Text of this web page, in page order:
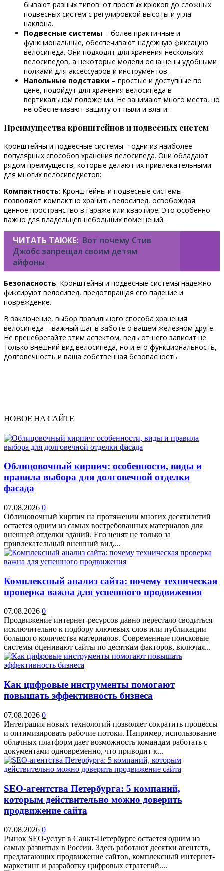
бывают разных типов: от простых крюков до сложных
подвесных систем с регулировкой высоты и угла
наклона.
Подвесные системы – более практичные и
функциональные, обеспечивают надежную фиксацию
велосипеда. Они подходят для хранения нескольких
велосипедов, а некоторые модели оснащены удобными
полками для аксессуаров и инструментов.
Напольные подставки – простые и доступные по
цене, подойдут для хранения велосипеда в
вертикальном положении. Не занимают много места, но
не обеспечивают защиту от пыли и влаги.
Преимущества кронштейнов и подвесных систем
Кронштейны и подвесные системы – одни из наиболее
популярных способов хранения велосипеда. Они обладают
рядом преимуществ, которые делают их привлекательными
для многих велосипедистов:
Компактность: Кронштейны и подвесные системы
позволяют компактно хранить велосипед, освобождая
ценное пространство в гараже или квартире. Это особенно
важно для владельцев небольших помещений.
ЧИТАТЬ ТАКЖЕ: Вот почему Стив
Джобс запрещал своим детям
айфоны
Безопасность: Кронштейны и подвесные системы надежно
фиксируют велосипед, предотвращая его падение и
повреждение.
В заключение, выбор правильного способа хранения
велосипеда – важный шаг в заботе о вашем железном друге.
Не пренебрегайте этим аспектом, ведь от него зависит не
только внешний вид велосипеда, но и его функциональность,
долговечность и ваша собственная безопасность.
НОВОЕ НА САЙТЕ
Облицовочный кирпич: особенности, виды и
правила выбора для долговечной отделки
фасада
07.08.2026 0
Облицовочный кирпич на протяжении многих десятилетий
остается одним из самых востребованных материалов для
внешней отделки зданий. Его ценят не только за
привлекательный внешний вид,...
Комплексный анализ сайта: почему техническая
проверка важна для успешного продвижения
07.08.2026 0
Продвижение интернет-ресурсов давно перестало сводиться
исключительно к подбору ключевых слов или публикации
большого количества материалов. Современные поисковые
системы оценивают сайты по десяткам факторов, включая...
Как цифровые инструменты помогают
повышать эффективность бизнеса
07.08.2026 0
Интеграция новых технологий позволяет сократить процессы
и оптимизировать рабочие потоки. Например, использование
облачных платформ дает возможность командам работать с
документами одновременно, что приводит к...
SEO-агентства Петербурга: 5 компаний,
которым действительно можно доверить
продвижение сайта
07.08.2026 0
Рынок SEO-услуг в Санкт-Петербурге остается одним из
самых развитых в России. Здесь работают десятки агентств,
предлагающих продвижение сайтов, комплексный интернет-
маркетинг и разработку цифровых стратегий....